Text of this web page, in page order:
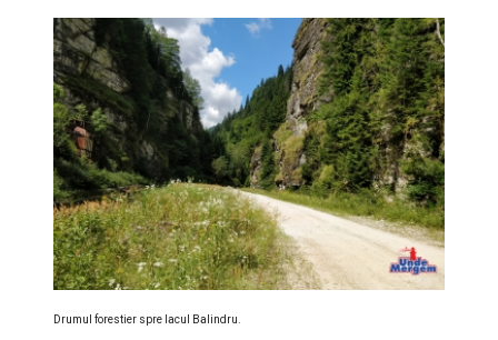
Drumul forestier spre lacul Balindru.